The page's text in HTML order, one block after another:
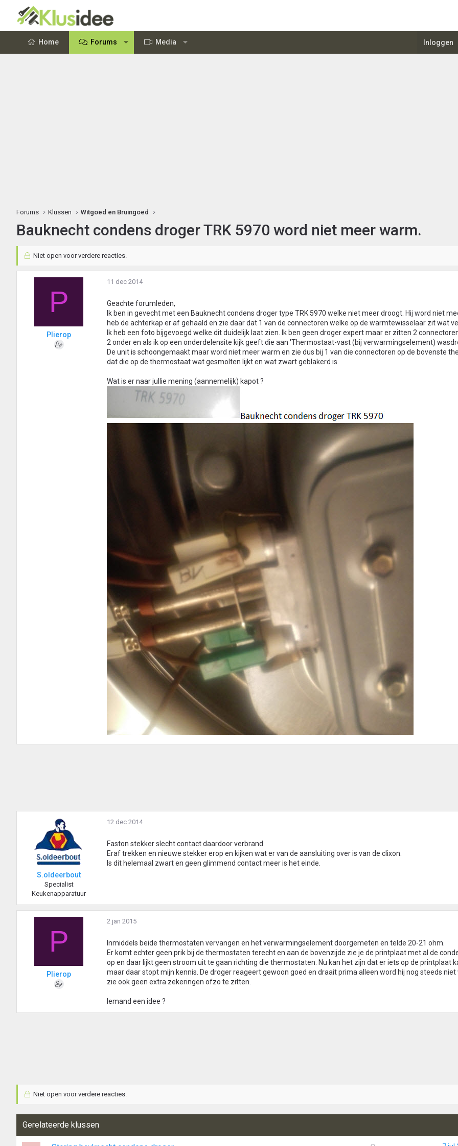
Home Forums Media Inloggen
Forums Klussen Witgoed en Bruingoed
Bauknecht condens droger TRK 5970 word niet meer warm.
Niet open voor verdere reacties.
P
Plierop
11 dec 2014
Geachte forumleden,
Ik ben in gevecht met een Bauknecht condens droger type TRK 5970 welke niet meer droogt. Hij word niet
heb de achterkap er af gehaald en zie daar dat 1 van de connectoren welke op de warmtewisselaar zit wat
Ik heb een foto bijgevoegd welke dit duidelijk laat zien. Ik ben geen droger expert maar er zitten 2
2 onder en als ik op een onderdelensite kijk geeft die aan 'Thermostaat-vast (bij verwarmingselement)
De unit is schoongemaakt maar word niet meer warm en zie dus bij 1 van die connectoren op de bovenste
dat die op de thermostaat wat gesmolten lijkt en wat zwart geblakerd is.
Wat is er naar jullie mening (aannemelijk) kapot ?
S.oldeerbout
Specialist
Keukenapparatuur
12 dec 2014
Faston stekker slecht contact daardoor verbrand.
Eraf trekken en nieuwe stekker erop en kijken wat er van de aansluiting over is van de clixon.
Is dit helemaal zwart en geen glimmend contact meer is het einde.
P
Plierop
2 jan 2015
Inmiddels beide thermostaten vervangen en het verwarmingselement doorgemeten en telde 20-21 ohm.
Er komt echter geen prik bij de thermostaten terecht en aan de bovenzijde zie je de printplaat met al de
op en daar lijkt geen stroom uit te gaan richting die thermostaten. Nu kan het zijn dat er iets op de printplaat
maar daar stopt mijn kennis. De droger reageert gewoon goed en draait prima alleen word hij nog steeds niet
zie ook geen extra zekeringen ofzo te zitten.
Iemand een idee ?
Niet open voor verdere reacties.
Gerelateerde klussen